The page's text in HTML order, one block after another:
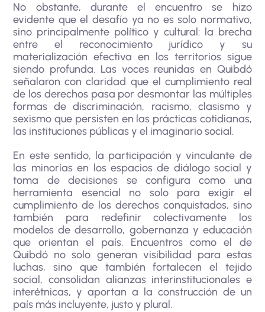
No obstante, durante el encuentro se hizo
evidente que el desafío ya no es solo normativo,
sino principalmente político y cultural: la brecha
entre el reconocimiento jurídico y su
materialización efectiva en los territorios sigue
siendo profunda. Las voces reunidas en Quibdó
señalaron con claridad que el cumplimiento real
de los derechos pasa por desmontar las múltiples
formas de discriminación, racismo, clasismo y
sexismo que persisten en las prácticas cotidianas,
las instituciones públicas y el imaginario social.
En este sentido, la participación y vinculante de
las minorías en los espacios de diálogo social y
toma de decisiones se configura como una
herramienta esencial no solo para exigir el
cumplimiento de los derechos conquistados, sino
también para redefinir colectivamente los
modelos de desarrollo, gobernanza y educación
que orientan el país. Encuentros como el de
Quibdó no solo generan visibilidad para estas
luchas, sino que también fortalecen el tejido
social, consolidan alianzas interinstitucionales e
interétnicas, y aportan a la construcción de un
país más incluyente, justo y plural.